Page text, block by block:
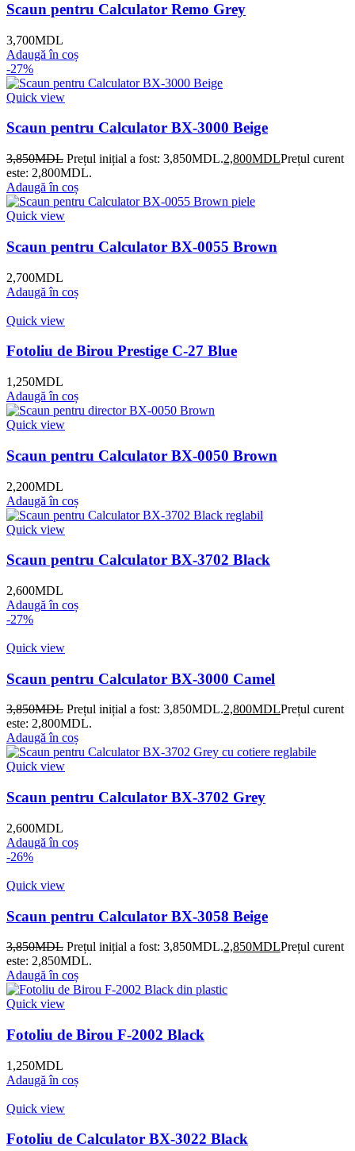
Scaun pentru Calculator Remo Grey
3,700MDL
Adaugă în coș
-27%
Quick view
Scaun pentru Calculator BX-3000 Beige
3,850MDL Prețul inițial a fost: 3,850MDL.2,800MDLPrețul curent
este: 2,800MDL.
Adaugă în coș
Quick view
Scaun pentru Calculator BX-0055 Brown
2,700MDL
Adaugă în coș
Quick view
Fotoliu de Birou Prestige C-27 Blue
1,250MDL
Adaugă în coș
Quick view
Scaun pentru Calculator BX-0050 Brown
2,200MDL
Adaugă în coș
Quick view
Scaun pentru Calculator BX-3702 Black
2,600MDL
Adaugă în coș
-27%
Quick view
Scaun pentru Calculator BX-3000 Camel
3,850MDL Prețul inițial a fost: 3,850MDL.2,800MDLPrețul curent
este: 2,800MDL.
Adaugă în coș
Quick view
Scaun pentru Calculator BX-3702 Grey
2,600MDL
Adaugă în coș
-26%
Quick view
Scaun pentru Calculator BX-3058 Beige
3,850MDL Prețul inițial a fost: 3,850MDL.2,850MDLPrețul curent
este: 2,850MDL.
Adaugă în coș
Quick view
Fotoliu de Birou F-2002 Black
1,250MDL
Adaugă în coș
Quick view
Fotoliu de Calculator BX-3022 Black